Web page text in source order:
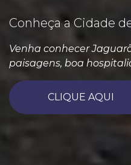
Conheça a Cidade
Venha conhecer
paisagens, boa
CLIQUE AQUI